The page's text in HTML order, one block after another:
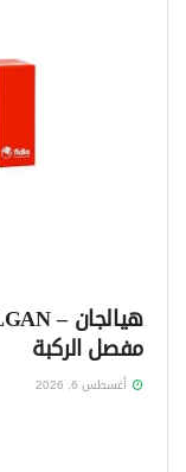
مفصل الركبة
أغسطس 6, 2026